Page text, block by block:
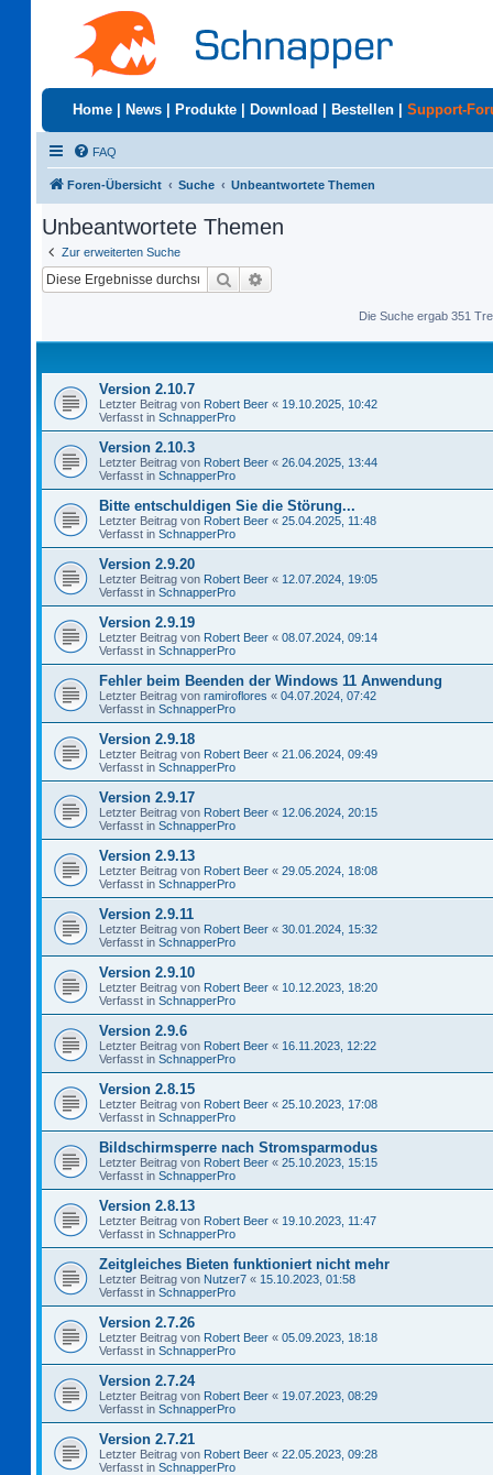
Home News Produkte Download Bestellen Support-
FAQ
Foren-Übersicht Suche Unbeantwortete Themen
Unbeantwortete Themen
Zur erweiterten Suche
Suche
Die Suche ergab 351
Version 2.10.7
Letzter Beitrag von Robert Beer « 19.10.2025, 10:42
Verfasst in SchnapperPro
Version 2.10.3
Letzter Beitrag von Robert Beer « 26.04.2025, 13:44
Verfasst in SchnapperPro
Bitte entschuldigen Sie die Störung...
Letzter Beitrag von Robert Beer « 25.04.2025, 11:48
Verfasst in SchnapperPro
Version 2.9.20
Letzter Beitrag von Robert Beer « 12.07.2024, 19:05
Verfasst in SchnapperPro
Version 2.9.19
Letzter Beitrag von Robert Beer « 08.07.2024, 09:14
Verfasst in SchnapperPro
Fehler beim Beenden der Windows 11 Anwendung
Letzter Beitrag von ramiroflores « 04.07.2024, 07:42
Verfasst in SchnapperPro
Version 2.9.18
Letzter Beitrag von Robert Beer « 21.06.2024, 09:49
Verfasst in SchnapperPro
Version 2.9.17
Letzter Beitrag von Robert Beer « 12.06.2024, 20:15
Verfasst in SchnapperPro
Version 2.9.13
Letzter Beitrag von Robert Beer « 29.05.2024, 18:08
Verfasst in SchnapperPro
Version 2.9.11
Letzter Beitrag von Robert Beer « 30.01.2024, 15:32
Verfasst in SchnapperPro
Version 2.9.10
Letzter Beitrag von Robert Beer « 10.12.2023, 18:20
Verfasst in SchnapperPro
Version 2.9.6
Letzter Beitrag von Robert Beer « 16.11.2023, 12:22
Verfasst in SchnapperPro
Version 2.8.15
Letzter Beitrag von Robert Beer « 25.10.2023, 17:08
Verfasst in SchnapperPro
Bildschirmsperre nach Stromsparmodus
Letzter Beitrag von Robert Beer « 25.10.2023, 15:15
Verfasst in SchnapperPro
Version 2.8.13
Letzter Beitrag von Robert Beer « 19.10.2023, 11:47
Verfasst in SchnapperPro
Zeitgleiches Bieten funktioniert nicht mehr
Letzter Beitrag von Nutzer7 « 15.10.2023, 01:58
Verfasst in SchnapperPro
Version 2.7.26
Letzter Beitrag von Robert Beer « 05.09.2023, 18:18
Verfasst in SchnapperPro
Version 2.7.24
Letzter Beitrag von Robert Beer « 19.07.2023, 08:29
Verfasst in SchnapperPro
Version 2.7.21
Letzter Beitrag von Robert Beer « 22.05.2023, 09:28
Verfasst in SchnapperPro